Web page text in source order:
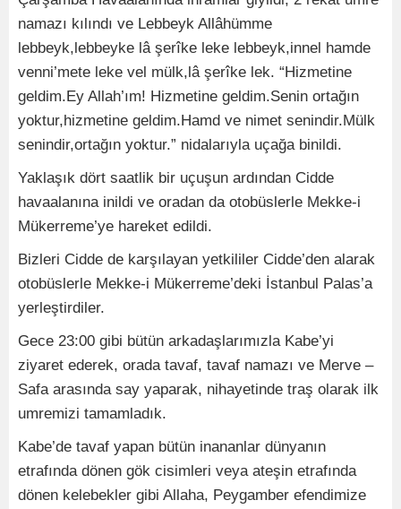
namazı kılındı ve Lebbeyk Allâhümme
lebbeyk,lebbeyke lâ şerîke leke lebbeyk,innel hamde
venni’mete leke vel mülk,lâ şerîke lek. “Hizmetine
geldim.Ey Allah’ım! Hizmetine geldim.Senin ortağın
yoktur,hizmetine geldim.Hamd ve nimet senindir.Mülk
senindir,ortağın yoktur.” nidalarıyla uçağa binildi.
Yaklaşık dört saatlik bir uçuşun ardından Cidde
havaalanına inildi ve oradan da otobüslerle Mekke-i
Mükerreme’ye hareket edildi.
Bizleri Cidde de karşılayan yetkililer Cidde’den alarak
otobüslerle Mekke-i Mükerreme’deki İstanbul Palas’a
yerleştirdiler.
Gece 23:00 gibi bütün arkadaşlarımızla Kabe’yi
ziyaret ederek, orada tavaf, tavaf namazı ve Merve –
Safa arasında say yaparak, nihayetinde traş olarak ilk
umremizi tamamladık.
Kabe’de tavaf yapan bütün inananlar dünyanın
etrafında dönen gök cisimleri veya ateşin etrafında
dönen kelebekler gibi Allaha, Peygamber efendimize